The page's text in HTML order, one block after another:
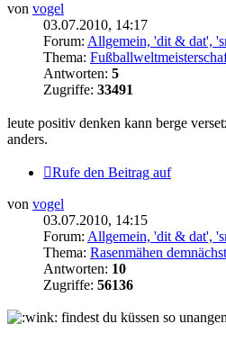
von vogel
03.07.2010, 14:17
Forum: Allgemein, 'dit & dat',
Thema:
Antworten: 5
Zugriffe: 33491
leute positiv denken kann berge
anders.
Rufe den Beitrag auf
von vogel
03.07.2010, 14:15
Forum: Allgemein, 'dit & dat',
Thema: Rasenmähen
Antworten: 10
Zugriffe: 56136
findest du küssen so